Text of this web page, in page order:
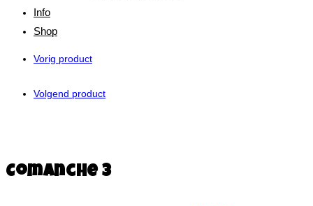
Info
Shop
Vorig product
Volgend product
Comanche 3